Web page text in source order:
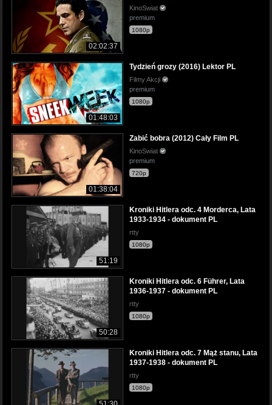
02:02:37
KinoSwiat
premium
1080p
01:48:03
Tydzień grozy (2016) Lektor PL
Filmy Akcji
premium
1080p
01:38:04
Zabić bobra (2012) Cały Film PL
KinoSwiat
premium
720p
51:19
Kroniki Hitlera odc. 4 Morderca, Lata
1933-1934 - dokument PL
rtty
1080p
50:28
Kroniki Hitlera odc. 6 Führer, Lata
1936-1937 - dokument PL
rtty
1080p
Kroniki Hitlera odc. 7 Mąż stanu, Lata
1937-1938 - dokument PL
rtty
1080p